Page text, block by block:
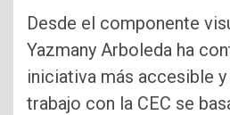
Desde el componente
Yazmany Arboleda ha
iniciativa más accesible
trabajo con la CEC se